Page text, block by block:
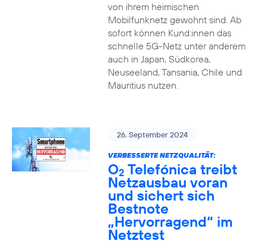
von ihrem heimischen
Mobilfunknetz gewohnt sind. Ab
sofort können Kund:innen das
schnelle 5G-Netz unter anderem
auch in Japan, Südkorea,
Neuseeland, Tansania, Chile und
Mauritius nutzen.
26. September 2024
VERBESSERTE NETZQUALITÄT:
O2 Telefónica treibt
Netzausbau voran
und sichert sich
Bestnote
„Hervorragend“ im
Netztest